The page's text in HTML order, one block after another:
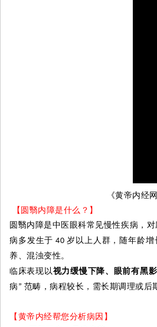
《黄帝内经
【圆翳内障是什么？】
圆翳内障是中医眼科常见慢性疾病，
病多发生于 40岁以上人群，随年龄
养、混浊变性。
临床表现以视力缓慢下降、眼前有黑
病 ” 范畴，病程较长，需长期调理或后
【黄帝内经帮您分析病因】